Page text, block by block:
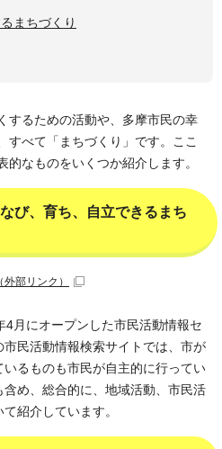
まちづくり
するための活動や、多摩市民の幸
すべて「まちづくり」です。ここ
的なものをいくつか紹介します。
び、育ち、自立できるまち
（外部リンク）
4月にオープンした市民活動情報セ
市民活動情報検索サイトでは、市が
いるものも市民が自主的に行ってい
含め、総合的に、地域活動、市民活
紹介しています。